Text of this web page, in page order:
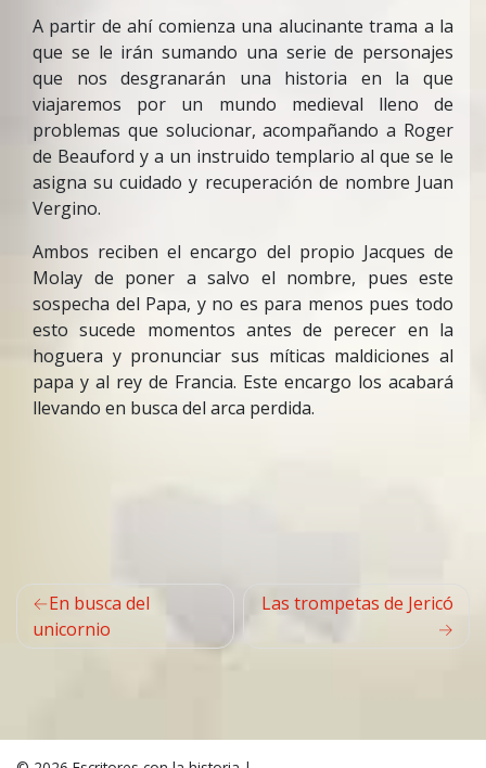
A partir de ahí comienza una alucinante trama a la
que se le irán sumando una serie de personajes
que nos desgranarán una historia en la que
viajaremos por un mundo medieval lleno de
problemas que solucionar, acompañando a Roger
de Beauford y a un instruido templario al que se le
asigna su cuidado y recuperación de nombre Juan
Vergino.
Ambos reciben el encargo del propio Jacques de
Molay de poner a salvo el nombre, pues este
sospecha del Papa, y no es para menos pues todo
esto sucede momentos antes de perecer en la
hoguera y pronunciar sus míticas maldiciones al
papa y al rey de Francia. Este encargo los acabará
llevando en busca del arca perdida.
Navegación
de
En busca del
unicornio
Las trompetas de Jericó